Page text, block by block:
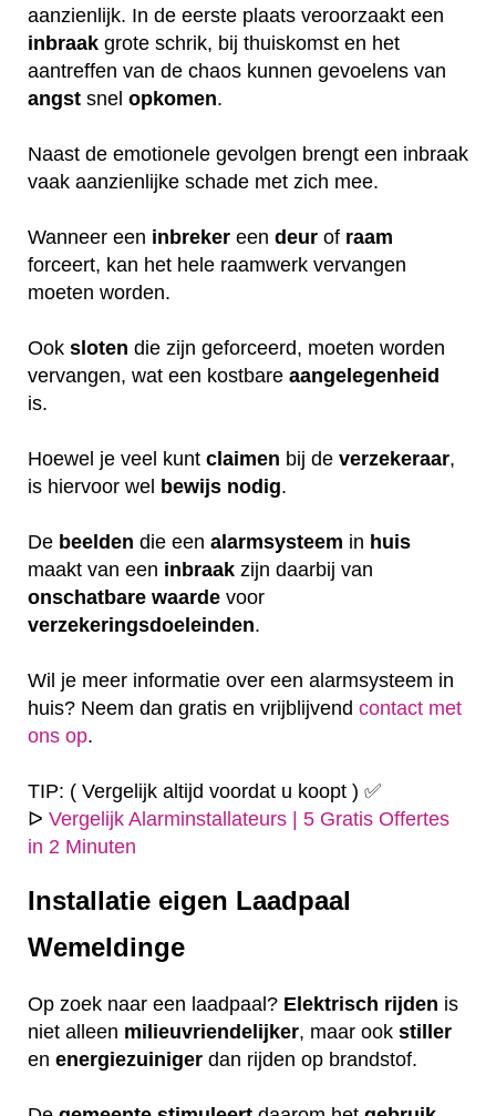
aanzienlijk. In de eerste plaats veroorzaakt een
inbraak grote schrik, bij thuiskomst en het
aantreffen van de chaos kunnen gevoelens van
angst snel opkomen.
Naast de emotionele gevolgen brengt een inbraak
vaak aanzienlijke schade met zich mee.
Wanneer een inbreker een deur of raam
forceert, kan het hele raamwerk vervangen
moeten worden.
Ook sloten die zijn geforceerd, moeten worden
vervangen, wat een kostbare aangelegenheid
is.
Hoewel je veel kunt claimen bij de verzekeraar,
is hiervoor wel bewijs nodig.
De beelden die een alarmsysteem in huis
maakt van een inbraak zijn daarbij van
onschatbare waarde voor
verzekeringsdoeleinden.
Wil je meer informatie over een alarmsysteem in
huis? Neem dan gratis en vrijblijvend contact met
ons op.
TIP: ( Vergelijk altijd voordat u koopt ) ✅
ᐅ Vergelijk Alarminstallateurs | 5 Gratis Offertes
in 2 Minuten
Installatie eigen Laadpaal
Wemeldinge
Op zoek naar een laadpaal? Elektrisch rijden is
niet alleen milieuvriendelijker, maar ook stiller
en energiezuiniger dan rijden op brandstof.